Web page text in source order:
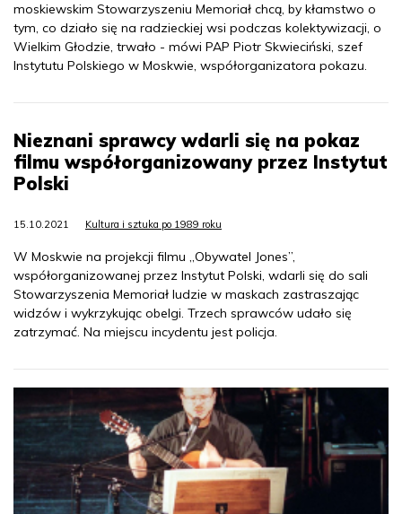
moskiewskim Stowarzyszeniu Memoriał chcą, by kłamstwo o
tym, co działo się na radzieckiej wsi podczas kolektywizacji, o
Wielkim Głodzie, trwało - mówi PAP Piotr Skwieciński, szef
Instytutu Polskiego w Moskwie, współorganizatora pokazu.
Nieznani sprawcy wdarli się na pokaz
filmu współorganizowany przez Instytut
Polski
15.10.2021 Kultura i sztuka po 1989 roku
W Moskwie na projekcji filmu „Obywatel Jones”,
współorganizowanej przez Instytut Polski, wdarli się do sali
Stowarzyszenia Memoriał ludzie w maskach zastraszając
widzów i wykrzykując obelgi. Trzech sprawców udało się
zatrzymać. Na miejscu incydentu jest policja.